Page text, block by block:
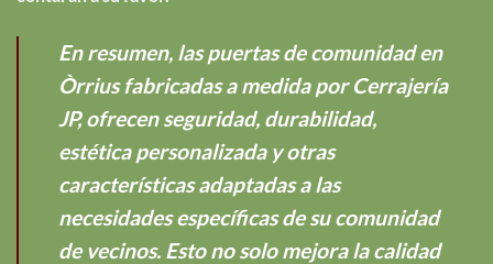
En resumen, las puertas de comunidad en
Òrrius fabricadas a medida por Cerrajería
JP, ofrecen seguridad, durabilidad,
estética personalizada y otras
características adaptadas a las
necesidades específicas de su comunidad
de vecinos. Esto no solo mejora la calidad